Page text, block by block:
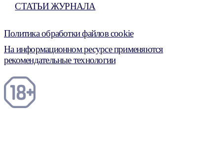
СТАТЬИ ЖУРНАЛА
Политика обработки файлов cookie
На информационном ресурсе применяются
рекомендательные технологии